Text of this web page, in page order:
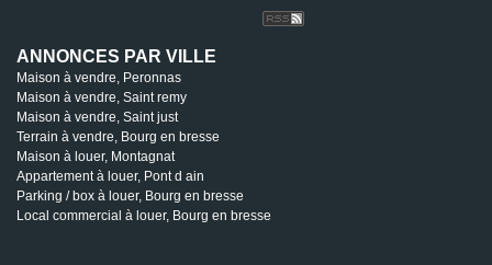
ANNONCES PAR VILLE
Maison à vendre, Peronnas
Maison à vendre, Saint remy
Maison à vendre, Saint just
Terrain à vendre, Bourg en bresse
Maison à louer, Montagnat
Appartement à louer, Pont d ain
Parking / box à louer, Bourg en bresse
Local commercial à louer, Bourg en bresse